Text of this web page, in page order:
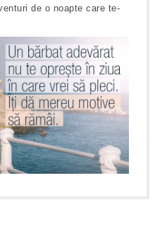
de o noapte care te-